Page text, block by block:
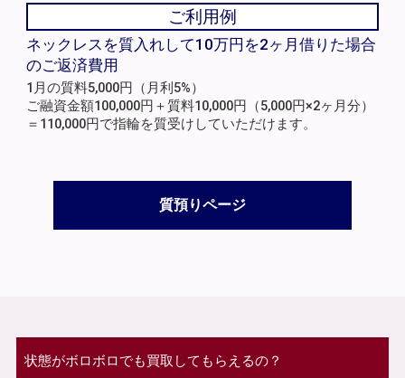
ご利用例
ネックレスを質入れして10万円を2ヶ月借りた場合
のご返済費用
1月の質料5,000円（月利5%）
ご融資金額100,000円＋質料10,000円（5,000円×2ヶ月分）
＝110,000円で指輪を質受けしていただけます。
質預りページ
状態がボロボロでも買取してもらえるの？